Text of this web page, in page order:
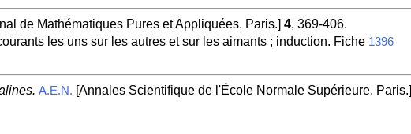
de Mathématiques Pures et Appliquées. Paris.] 4, 369-406.
les uns sur les autres et sur les aimants ; induction. Fiche 1396
A.E.N. [Annales Scientifique de l'École Normale Supérieure. Paris.]